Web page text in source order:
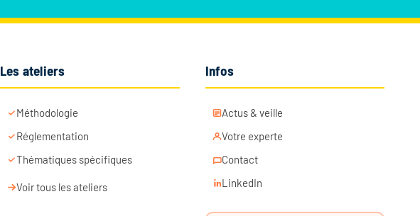
Les ateliers
Méthodologie
Réglementation
Thématiques spécifiques
Voir tous les ateliers
Infos
Actus & veille
Votre experte
Contact
LinkedIn